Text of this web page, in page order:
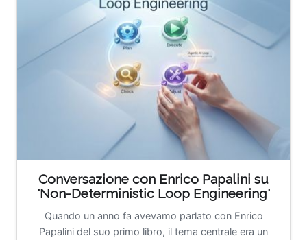
Conversazione con Enrico Papalini su
'Non-Deterministic Loop Engineering'
Quando un anno fa avevamo parlato con Enrico
Papalini del suo primo libro, il tema centrale era un